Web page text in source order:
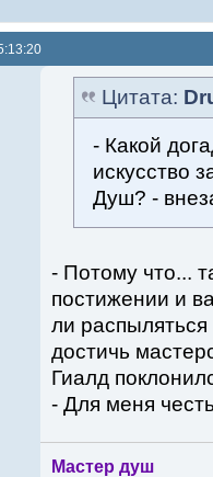
Цитата:
- Какой
искусство
Душ? -
- Потому что...
постижении и
ли
достичь
Гиалд
- Для меня
Мастер душ